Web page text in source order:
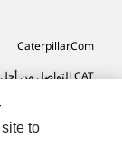
Caterpillar.com
CAT التواصل من أجل خدمة المعدات ودعم
تفضيلات التسويق
خريطة الموقع
to